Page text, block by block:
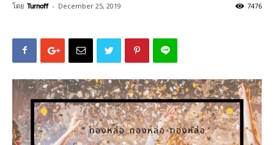
โดย Turnoff - December 25, 2019 7476